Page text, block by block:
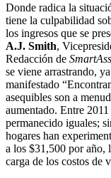
Donde radica la
tiene la culpabilidad
los ingresos que se
A.J. Smith,
Redacción de
se viene arrastrando,
manifestado
asequibles son a
aumentado. Entre
permanecido iguales;
hogares han
a los $31,500 por año,
carga de los costos de